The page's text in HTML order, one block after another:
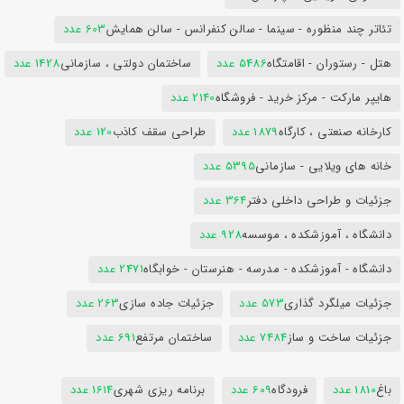
تئاتر چند منظوره - سینما - سالن کنفرانس - سالن همایش603 عدد
هتل - رستوران - اقامتگاه5486 عدد ساختمان دولتی ، سازمانی1428 عدد
هایپر مارکت - مرکز خرید - فروشگاه2140 عدد
کارخانه صنعتی ، کارگاه1879 عدد طراحی سقف کاذب120 عدد
خانه های ویلایی - سازمانی5395 عدد
جزئیات و طراحی داخلی دفتر364 عدد
دانشگاه ، آموزشکده ، موسسه928 عدد
دانشگاه - آموزشکده - مدرسه - هنرستان - خوابگاه2471 عدد
جزئیات میلگرد گذاری573 عدد جزئیات جاده سازی263 عدد
جزئیات ساخت و ساز7484 عدد ساختمان مرتفع691 عدد
باغ1810 عدد فرودگاه609 عدد برنامه ریزی شهری1614 عدد